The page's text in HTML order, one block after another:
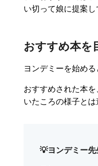
い切って娘に提案し
おすすめ本を
ヨンデミーを始める
おすすめされた本
いたころの様子と
💡ヨンデミー